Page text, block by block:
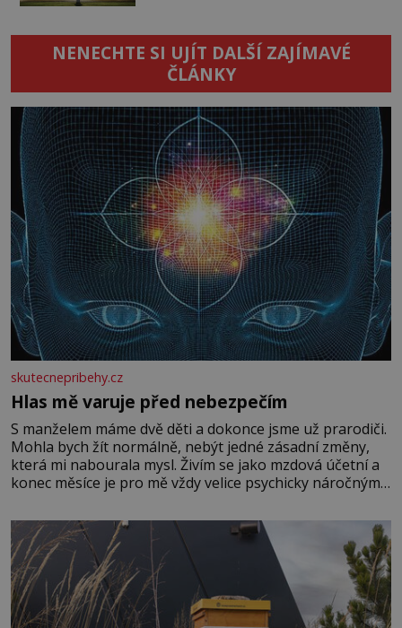
NENECHTE SI UJÍT DALŠÍ ZAJÍMAVÉ
ČLÁNKY
skutecnepribehy.cz
Hlas mě varuje před nebezpečím
S manželem máme dvě děti a dokonce jsme už prarodiči.
Mohla bych žít normálně, nebýt jedné zásadní změny,
která mi nabourala mysl. Živím se jako mzdová účetní a
konec měsíce je pro mě vždy velice psychicky náročným
dál častěji volá o pomoc, co se hlídání týče. Dalo by se